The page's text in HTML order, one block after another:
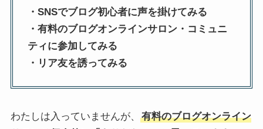
・SNSでブログ初心者に声を掛けてみる
・有料のブログオンラインサロン・コミュニ
ティに参加してみる
・リア友を誘ってみる
わたしは入っていませんが、
有料のブログオンライン